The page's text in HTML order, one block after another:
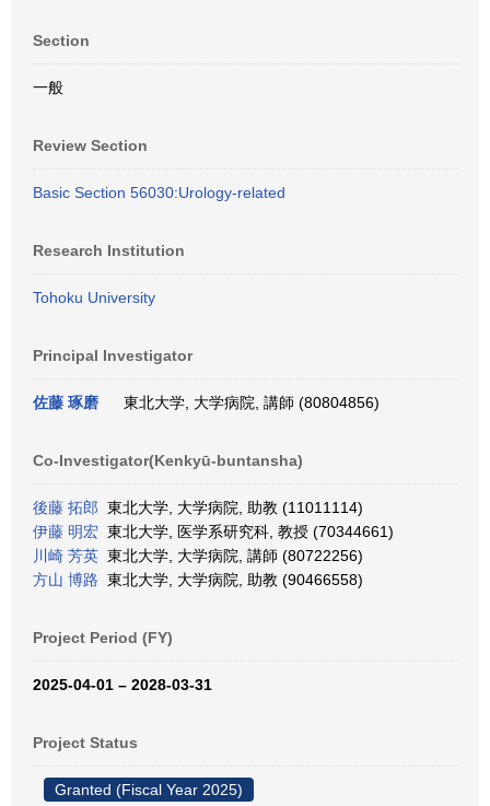
Section
一般
Review Section
Basic Section 56030:Urology-related
Research Institution
Tohoku University
Principal Investigator
佐藤 琢磨 東北大学, 大学病院, 講師 (80804856)
Co-Investigator(Kenkyū-buntansha)
後藤 拓郎 東北大学, 大学病院, 助教 (11011114)
伊藤 明宏 東北大学, 医学系研究科, 教授 (70344661)
川崎 芳英 東北大学, 大学病院, 講師 (80722256)
方山 博路 東北大学, 大学病院, 助教 (90466558)
Project Period (FY)
2025-04-01 – 2028-03-31
Project Status
Granted (Fiscal Year 2025)